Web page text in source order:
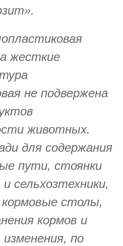
жесткие
не подвержена
животных.
для содержания
пути, стоянки
сельхозтехники,
кормовые столы,
кормов и
по